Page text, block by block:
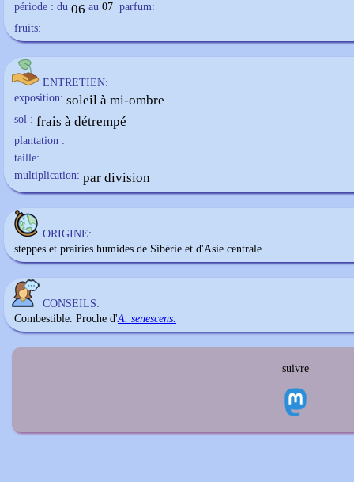
période : du 06 au 07 parfum:
fruits:
ENTRETIEN:
exposition: soleil à mi-ombre
sol : frais à détrempé
plantation :
taille:
multiplication: par division
ORIGINE:
steppes et prairies humides de Sibérie et d'Asie centrale
CONSEILS:
Combestible. Proche d'A. senescens.
suivre